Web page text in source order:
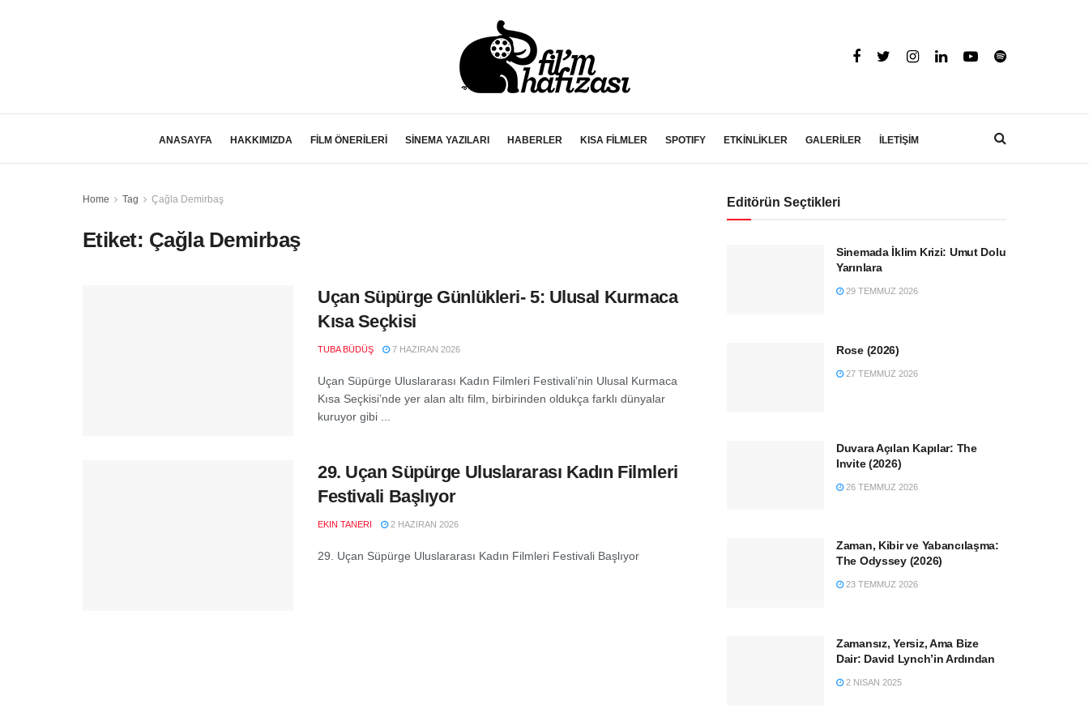
ANASAYFA HAKKIMIZDA FİLM ÖNERİLERİ SİNEMA YAZILARI HABERLER KISA FİLMLER SPOTIFY ETKİNLİKLER GALERİLER İLETİŞİM
Home Tag Çağla Demirbaş
Etiket: Çağla Demirbaş
Uçan Süpürge Günlükleri- 5: Ulusal Kurmaca
Kısa Seçkisi
TUBA BÜDÜŞ 7 HAZIRAN 2026
Uçan Süpürge Uluslararası Kadın Filmleri Festivali’nin Ulusal Kurmaca
Kısa Seçkisi’nde yer alan altı film, birbirinden oldukça farklı dünyalar
kuruyor gibi ...
29. Uçan Süpürge Uluslararası Kadın Filmleri
Festivali Başlıyor
EKIN TANERI 2 HAZIRAN 2026
29. Uçan Süpürge Uluslararası Kadın Filmleri Festivali Başlıyor
Editörün Seçtikleri
Sinemada İklim Krizi: Umut Dolu
Yarınlara
29 TEMMUZ 2026
Rose (2026)
27 TEMMUZ 2026
Duvara Açılan Kapılar: The
Invite (2026)
26 TEMMUZ 2026
Zaman, Kibir ve Yabancılaşma:
The Odyssey (2026)
23 TEMMUZ 2026
Zamansız, Yersiz, Ama Bize
Dair: David Lynch’in Ardından
2 NISAN 2025